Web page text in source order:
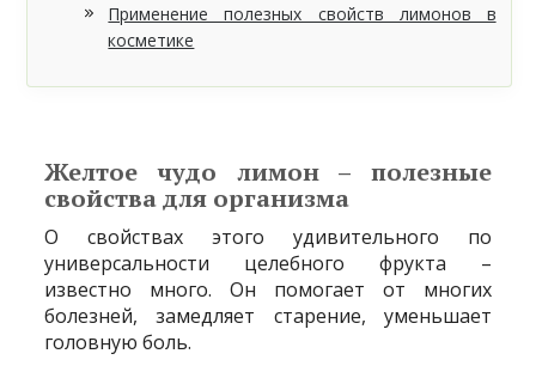
Применение полезных свойств лимонов в
косметике
Желтое чудо лимон – полезные
свойства для организма
О свойствах этого удивительного по
универсальности целебного фрукта –
известно много. Он помогает от многих
болезней, замедляет старение, уменьшает
головную боль.